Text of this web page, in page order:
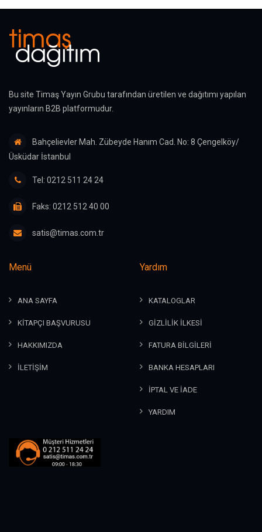
Bu site Timaş Yayın Grubu tarafından üretilen ve dağıtımı yapılan
yayınların B2B platformudur.
Bahçelievler Mah. Zübeyde Hanım Cad. No: 8 Çengelköy/
Üsküdar İstanbul
Tel: 0212 511 24 24
Faks: 0212 512 40 00
satis@timas.com.tr
Menü
ANA SAYFA
KİTAPÇI BAŞVURUSU
HAKKIMIZDA
İLETİŞİM
Yardım
KATALOGLAR
GİZLİLİK İLKESİ
FATURA BİLGİLERİ
BANKA HESAPLARI
İPTAL VE İADE
YARDIM